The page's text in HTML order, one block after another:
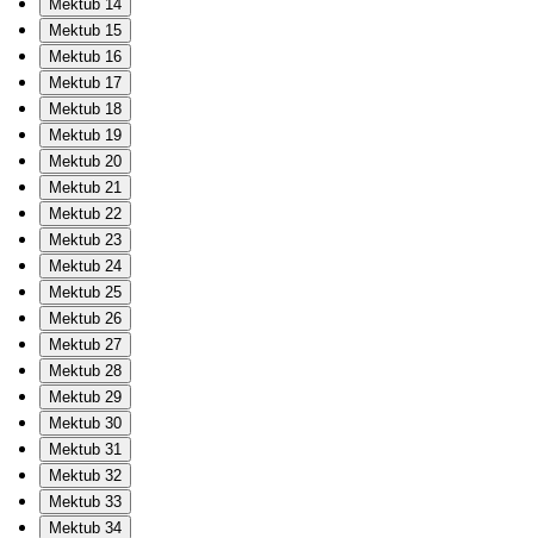
Mektub 14
Mektub 15
Mektub 16
Mektub 17
Mektub 18
Mektub 19
Mektub 20
Mektub 21
Mektub 22
Mektub 23
Mektub 24
Mektub 25
Mektub 26
Mektub 27
Mektub 28
Mektub 29
Mektub 30
Mektub 31
Mektub 32
Mektub 33
Mektub 34